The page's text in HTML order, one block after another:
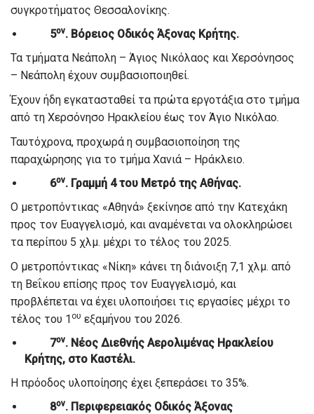
συγκροτήματος Θεσσαλονίκης.
5ον. Βόρειος Οδικός Άξονας Κρήτης.
Τα τμήματα Νεάπολη – Άγιος Νικόλαος και Χερσόνησος
– Νεάπολη έχουν συμβασιοποιηθεί.
Έχουν ήδη εγκατασταθεί τα πρώτα εργοτάξια στο τμήμα
από τη Χερσόνησο Ηρακλείου έως τον Άγιο Νικόλαο.
Ταυτόχρονα, προχωρά η συμβασιοποίηση της
παραχώρησης για το τμήμα Χανιά – Ηράκλειο.
6ον. Γραμμή 4 του Μετρό της Αθήνας.
Ο μετροπόντικας «Αθηνά» ξεκίνησε από την Κατεχάκη
προς τον Ευαγγελισμό, και αναμένεται να ολοκληρώσει
τα περίπου 5 χλμ. μέχρι το τέλος του 2025.
Ο μετροπόντικας «Νίκη» κάνει τη διάνοιξη 7,1 χλμ. από
τη Βεΐκου επίσης προς τον Ευαγγελισμό, και
προβλέπεται να έχει υλοποιήσει τις εργασίες μέχρι το
τέλος του 1 ου εξαμήνου του 2026.
7ον. Νέος Διεθνής Αερολιμένας Ηρακλείου
Κρήτης, στο Καστέλι.
Η πρόοδος υλοποίησης έχει ξεπεράσει το 35%.
8ον. Περιφερειακός Οδικός Άξονας